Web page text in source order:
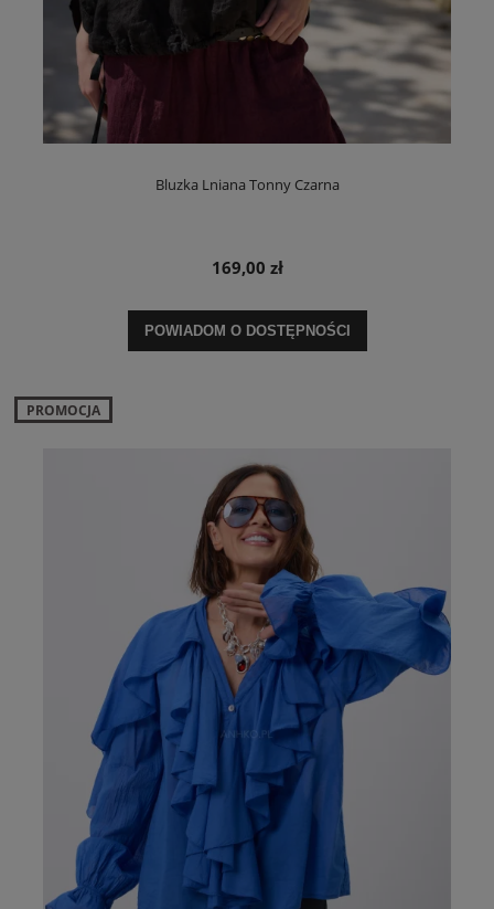
Bluzka Lniana Tonny Czarna
169,00 zł
POWIADOM O DOSTĘPNOŚCI
PROMOCJA